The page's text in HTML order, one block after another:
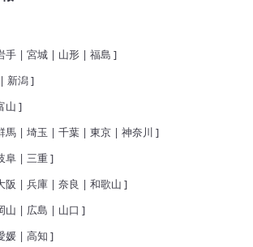
手| 宮城| 山形| 福島 ]
新潟]
山 ]
馬| 埼玉 | 千葉| 東京| 神奈川 ]
阜| 三重]
阪 | 兵庫| 奈良 | 和歌山 ]
山 | 広島 | 山口 ]
媛| 高知 ]